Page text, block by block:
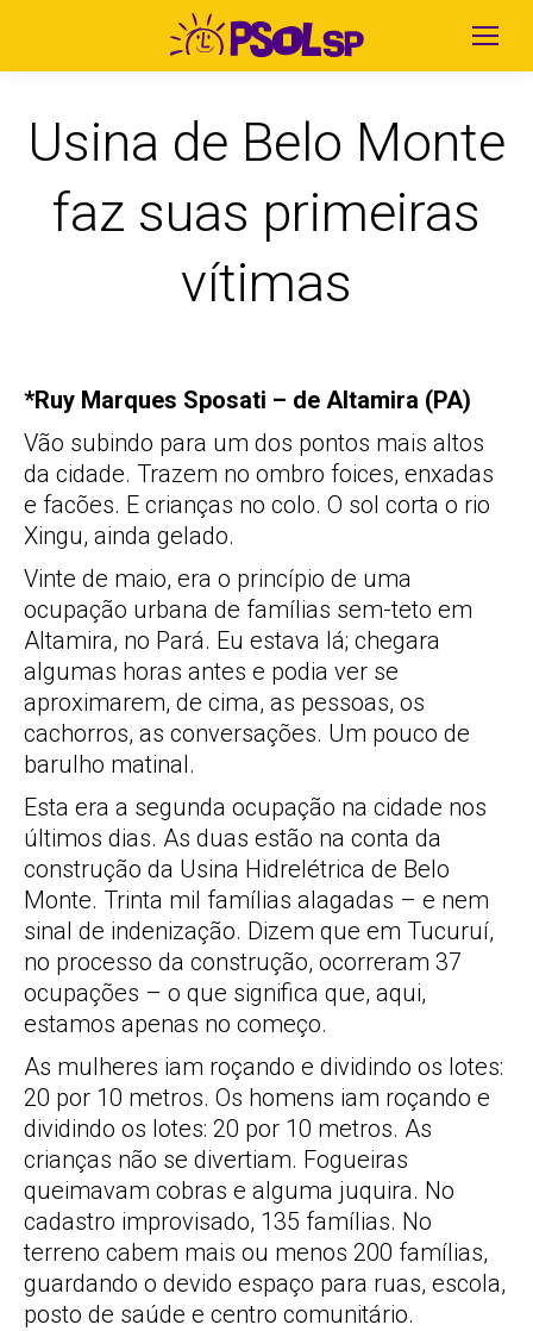
Usina de Belo Monte
faz suas primeiras
vítimas
*Ruy Marques Sposati – de Altamira (PA)
Vão subindo para um dos pontos mais altos
da cidade. Trazem no ombro foices, enxadas
e facões. E crianças no colo. O sol corta o rio
Xingu, ainda gelado.
Vinte de maio, era o princípio de uma
ocupação urbana de famílias sem-teto em
Altamira, no Pará. Eu estava lá; chegara
algumas horas antes e podia ver se
aproximarem, de cima, as pessoas, os
cachorros, as conversações. Um pouco de
barulho matinal.
Esta era a segunda ocupação na cidade nos
últimos dias. As duas estão na conta da
construção da Usina Hidrelétrica de Belo
Monte. Trinta mil famílias alagadas – e nem
sinal de indenização. Dizem que em Tucuruí,
no processo da construção, ocorreram 37
ocupações – o que significa que, aqui,
estamos apenas no começo.
As mulheres iam roçando e dividindo os lotes:
20 por 10 metros. Os homens iam roçando e
dividindo os lotes: 20 por 10 metros. As
crianças não se divertiam. Fogueiras
queimavam cobras e alguma juquira. No
cadastro improvisado, 135 famílias. No
terreno cabem mais ou menos 200 famílias,
guardando o devido espaço para ruas, escola,
posto de saúde e centro comunitário.